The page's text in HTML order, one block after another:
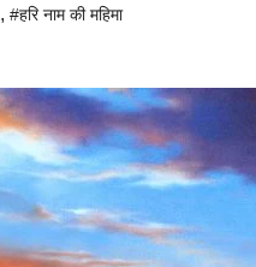
, #हरि नाम की महिमा